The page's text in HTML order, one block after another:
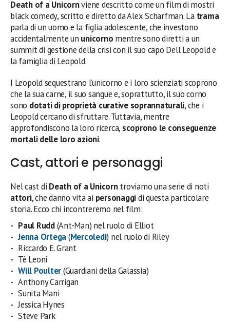
Death of a Unicornviene descritto come un film di mostri
black comedy, scritto e diretto da Alex Scharfman. La trama
parla di un uomo e la figlia adolescente, che investono
accidentalmente un unicorno mentre sono diretti a un
summit di gestione della crisi con il suo capo Dell Leopold e
la famiglia di Leopold.
I Leopold sequestrano l’unicorno e i loro scienziati scoprono
che la sua carne, il suo sangue e, soprattutto, il suo corno
sono dotati di proprietà curative soprannaturali, che i
Leopold cercano di sfruttare. Tuttavia, mentre
approfondiscono la loro ricerca, scoprono le conseguenze
mortali delle loro azioni.
Cast, attori e personaggi
Nel cast di Death of a Unicorntroviamo una serie di noti
attori, che danno vita ai personaggidi questa particolare
storia. Ecco chi incontreremo nel film:
Paul Rudd(Ant-Man) nel ruolo di Elliot
Jenna Ortega(Mercoledì) nel ruolo di Riley
Riccardo E. Grant
Tè Leoni
Will Poulter(Guardiani della Galassia)
Anthony Carrigan
Sunita Mani
Jessica Hynes
Steve Park